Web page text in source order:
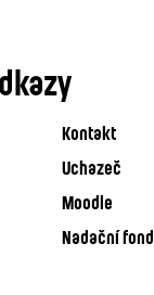
Kontakt
Uchazeč
Moodle
Nadační fond